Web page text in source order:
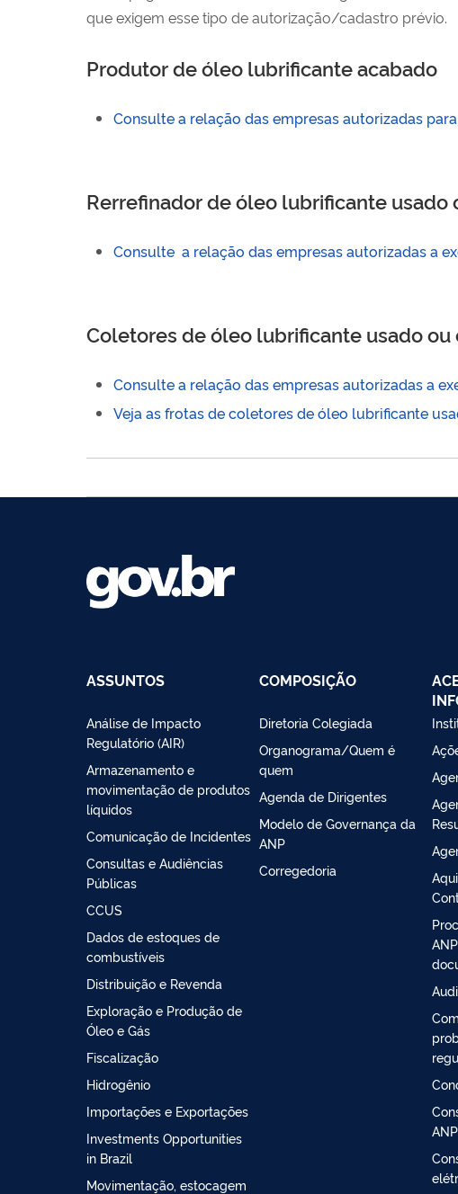
que exigem esse tipo de autorização/cadastro prévio.
Produtor de óleo lubrificante acabado
Consulte a relação das empresas autorizadas
Rerrefinador de óleo lubrificante usado
Consulte a relação das empresas autorizadas a
Coletores de óleo lubrificante usado
Consulte a relação das empresas autorizadas a
Veja as frotas de coletores de óleo lubrificante
ASSUNTOS
Análise de Impacto
Regulatório (AIR)
Armazenamento e
movimentação de produtos
líquidos
Comunicação de Incidentes
Consultas e Audiências
Públicas
CCUS
Dados de estoques de
combustíveis
Distribuição e Revenda
Exploração e Produção de
Óleo e Gás
Fiscalização
Hidrogênio
Importações e Exportações
Investments Opportunities
in Brazil
Movimentação, estocagem
COMPOSIÇÃO
Diretoria Colegiada
Organograma/Quem é
quem
Agenda de Dirigentes
Modelo de Governança da
ANP
Corregedoria
ANP